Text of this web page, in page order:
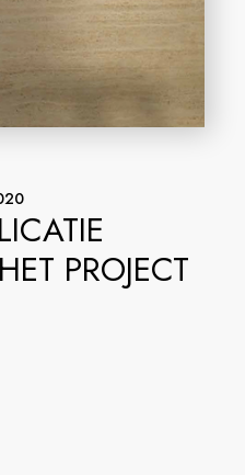
PROJECT